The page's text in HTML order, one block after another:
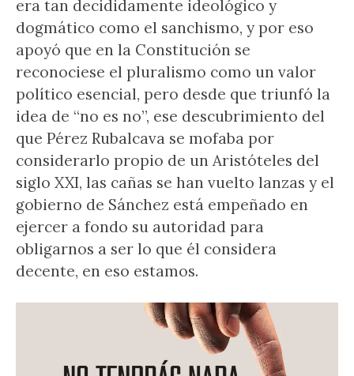
era tan decididamente ideológico y
dogmático como el sanchismo, y por eso
apoyó que en la Constitución se
reconociese el pluralismo como un valor
político esencial, pero desde que triunfó la
idea de “no es no”, ese descubrimiento del
que Pérez Rubalcava se mofaba por
considerarlo propio de un Aristóteles del
siglo XXI, las cañas se han vuelto lanzas y el
gobierno de Sánchez está empeñado en
ejercer a fondo su autoridad para
obligarnos a ser lo que él considera
decente, en eso estamos.